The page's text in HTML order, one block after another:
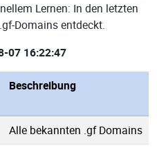
Lernen: In den letzten
Domains entdeckt.
07 16:22:47
Beschreibung
Alle bekannten .gf Domains